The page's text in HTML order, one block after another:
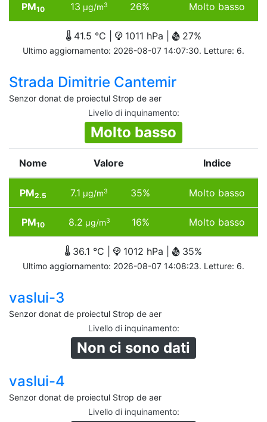
PM10 13 µg/m3 26% Molto basso
41.5 °C | 1011 hPa | 27%
Ultimo aggiornamento: 2026-08-07 14:07:30. Letture: 6.
Strada Dimitrie Cantemir
Senzor donat de proiectul Strop de aer
Livello di inquinamento:
Molto basso
Nome Valore Indice
PM2.5 7.1 µg/m3 35% Molto basso
PM10 8.2 µg/m3 16% Molto basso
36.1 °C | 1012 hPa | 35%
Ultimo aggiornamento: 2026-08-07 14:08:23. Letture: 6.
vaslui-3
Senzor donat de proiectul Strop de aer
Livello di inquinamento:
Non ci sono dati
vaslui-4
Senzor donat de proiectul Strop de aer
Livello di inquinamento: